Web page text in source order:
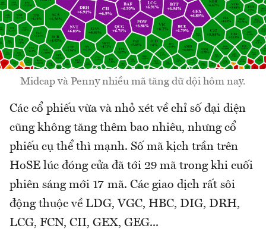
Midcap và Penny nhiều mã tăng dữ dội hôm nay.
Các cổ phiếu vừa và nhỏ xét về chỉ số đại diện
cũng không tăng thêm bao nhiêu, nhưng cổ
phiếu cụ thể thì mạnh. Số mã kịch trần trên
HoSE lúc đóng cửa đã tới 29 mã trong khi cuối
phiên sáng mới 17 mã. Các giao dịch rất sôi
động thuộc về LDG, VGC, HBC, DIG, DRH,
LCG, FCN, CII, GEX, GEG...